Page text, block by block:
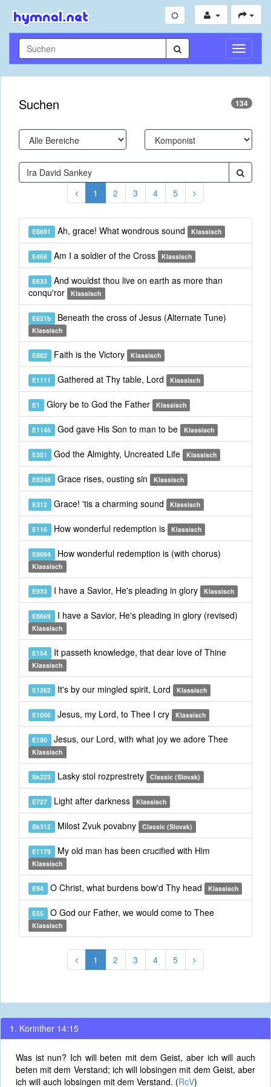
Suchen 134
1 2 3 4 5
E8691 Ah, grace! What wondrous sound Klassisch
E468 Am I a soldier of the Cross Klassisch
E633 And wouldst thou live on earth as more than
conqu'ror
Klassisch
E621b Beneath the cross of Jesus (Alternate Tune)
Klassisch
E882 Faith is the Victory Klassisch
E1111 Gathered at Thy table, Lord Klassisch
E1 Glory be to God the Father Klassisch
E1145 God gave His Son to man to be Klassisch
E351 God the Almighty, Uncreated Life Klassisch
E8248 Grace rises, ousting sin Klassisch
E312 Grace! 'tis a charming sound Klassisch
E116 How wonderful redemption is Klassisch
E8094 How wonderful redemption is (with chorus)
Klassisch
E933 I have a Savior, He's pleading in glory Klassisch
E8669 I have a Savior, He's pleading in glory (revised)
Klassisch
E154 It passeth knowledge, that dear love of Thine
Klassisch
E1262 It's by our mingled spirit, Lord Klassisch
E1056 Jesus, my Lord, to Thee I cry Klassisch
E180 Jesus, our Lord, with what joy we adore Thee
Klassisch
Sk223 Lasky stol rozprestrety Classic (Slovak)
E727 Light after darkness Klassisch
Sk312 Milost Zvuk povabny Classic (Slovak)
E1179 My old man has been crucified with Him
Klassisch
E94 O Christ, what burdens bow'd Thy head Klassisch
E55 O God our Father, we would come to Thee
Klassisch
1 2 3 4 5
1. Korinther 14:15
Was ist nun? Ich will beten mit dem Geist, aber ich will auch
beten mit dem Verstand; ich will lobsingen mit dem Geist, aber
ich will auch lobsingen mit dem Verstand. (RcV)